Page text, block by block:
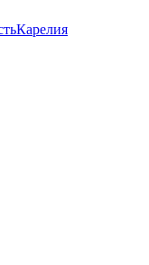
Карелия